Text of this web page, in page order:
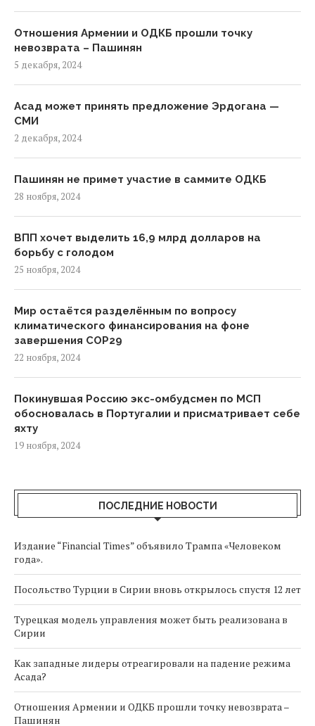
Отношения Армении и ОДКБ прошли точку
невозврата – Пашинян
5 декабря, 2024
Асад может принять предложение Эрдогана —
СМИ
2 декабря, 2024
Пашинян не примет участие в саммите ОДКБ
28 ноября, 2024
ВПП хочет выделить 16,9 млрд долларов на
борьбу с голодом
25 ноября, 2024
Мир остаётся разделённым по вопросу
климатического финансирования на фоне
завершения COP29
22 ноября, 2024
Покинувшая Россию экс-омбудсмен по МСП
обосновалась в Португалии и присматривает себе
яхту
19 ноября, 2024
ПОСЛЕДНИЕ НОВОСТИ
Издание “Financial Times” объявило Трампа «Человеком
года».
Посольство Турции в Сирии вновь открылось спустя 12 лет
Турецкая модель управления может быть реализована в
Сирии
Как западные лидеры отреагировали на падение режима
Асада?
Отношения Армении и ОДКБ прошли точку невозврата –
Пашинян